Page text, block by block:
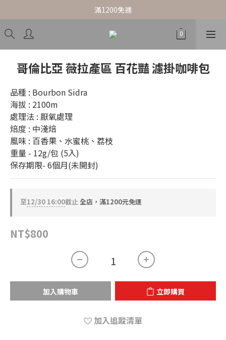
滿1200免運
哥倫比亞 薇拉產區 百花豔 濾掛咖啡包
品種 : Bourbon Sidra
海拔 : 2100m
處理法 : 厭氧處理
焙度 : 中淺焙
風味 : 百香果、水蜜桃、荔枝
重量 - 12g/包 (5入)
保存期限- 6個月(未開封)
至12/30 16:00截止全店，滿1200元免運
NT$800
加入購物車 立即購買
加入追蹤清單